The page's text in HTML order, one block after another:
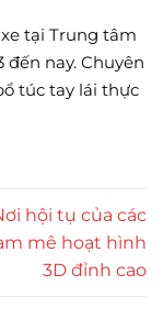
tại Trung tâm
đến nay. Chuyên
túc tay lái thực
hội tụ của các
mê hoạt hình
3D đỉnh cao